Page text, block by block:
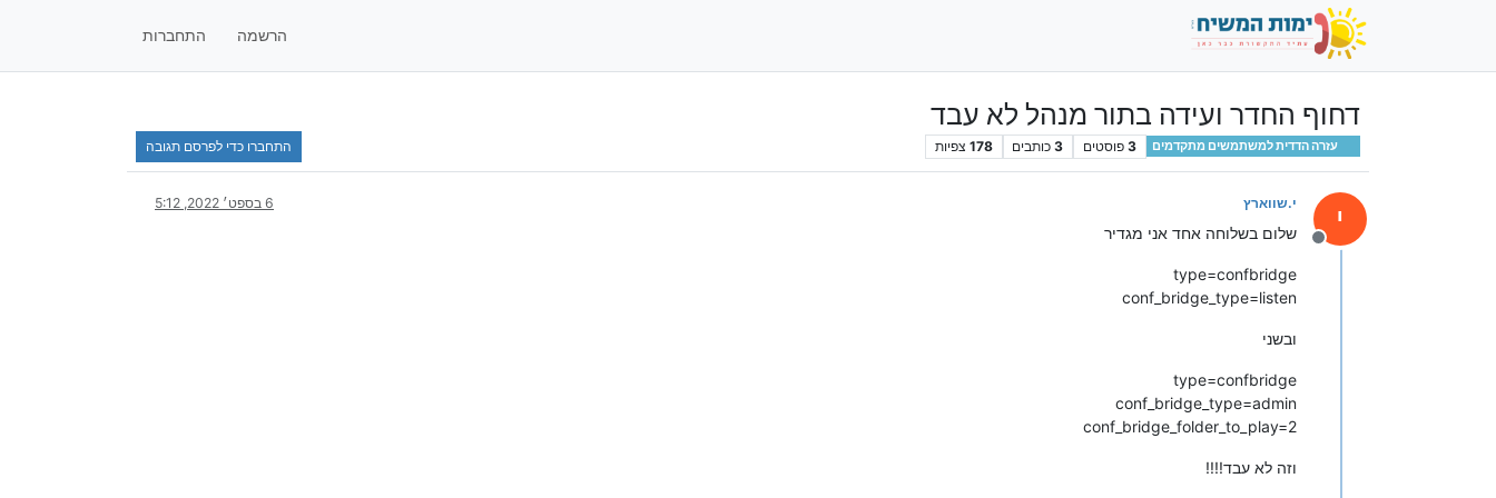
הרשמה התחברות
דחוף החדר ועידה בתור מנהל לא עבד
עזרה הדדית למשתמשים מתקדמים 3 פוסטים 3 כותבים 178 צפיות התחברו כדי לפרסם תגובה
י
מנותק
י.שווארץ 6 בספט׳ 2022, 5:12
שלום בשלוחה אחד אני מגדיר
type=confbridge
conf_bridge_type=listen
ובשני
type=confbridge
conf_bridge_type=admin
conf_bridge_folder_to_play=2
וזה לא עבד!!!!